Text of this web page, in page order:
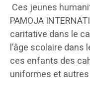
Ces jeunes
PAMOJA
caritative dans le
l’âge scolaire dans
ces enfants des
uniformes et